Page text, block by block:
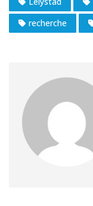
recherche